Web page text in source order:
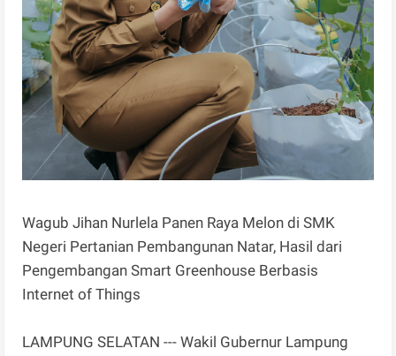
Wagub Jihan Nurlela Panen Raya Melon di SMK
Negeri Pertanian Pembangunan Natar, Hasil dari
Pengembangan Smart Greenhouse Berbasis
Internet of Things
LAMPUNG SELATAN --- Wakil Gubernur Lampung